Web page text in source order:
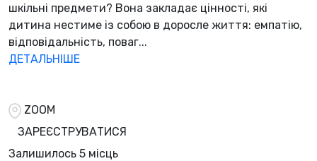
шкільні предмети? Вона закладає цінності, які
дитина нестиме із собою в доросле життя: емпатію,
відповідальність, поваг...
ДЕТАЛЬНІШЕ
ZOOM
ЗАРЕЄСТРУВАТИСЯ
Залишилось 5 місць